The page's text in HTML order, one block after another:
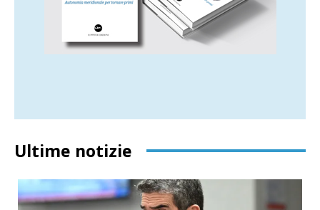
Ultime notizie